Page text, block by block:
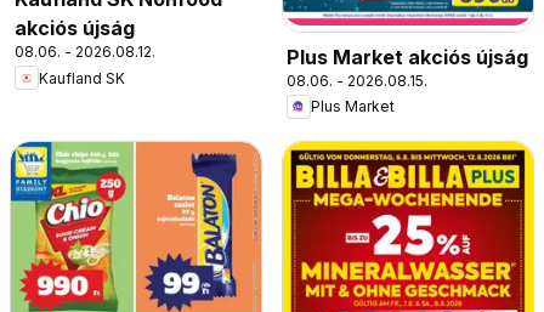
akciós újság
08.06. - 2026.08.12.
Kaufland SK
Plus Market akciós újság
08.06. - 2026.08.15.
Plus Market